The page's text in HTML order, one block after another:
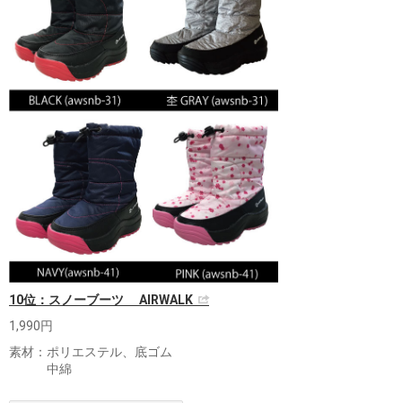
10位：スノーブーツ AIRWALK
1,990円
素材：ポリエステル、底ゴム
中綿